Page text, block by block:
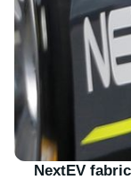
NextEV